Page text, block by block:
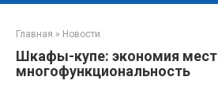
Главная » Новости
Шкафы-купе: экономия
многофункциональность